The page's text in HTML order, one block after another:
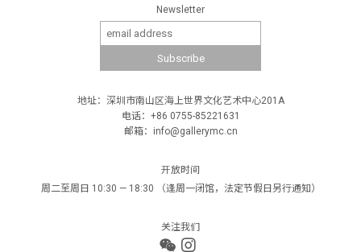
Newsletter
地址：深圳市南山区海上世界文化艺术中心201A
电话：+86 0755-85221631
邮箱：info@gallerymc.cn
开放时间
周二至周日 10:30 — 18:30 （逢周一闭馆，法定节假日另行通知）
关注我们